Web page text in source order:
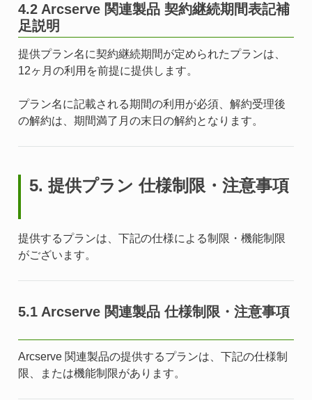
4.2 Arcserve 関連製品 契約継続期間表記補
足説明
提供プラン名に契約継続期間が定められたプランは、
12ヶ月の利用を前提に提供します。
プラン名に記載される期間の利用が必須、解約受理後
の解約は、期間満了月の末日の解約となります。
5. 提供プラン 仕様制限・注意事項
提供するプランは、下記の仕様による制限・機能制限
がございます。
5.1 Arcserve 関連製品 仕様制限・注意事項
Arcserve 関連製品の提供するプランは、下記の仕様制
限、または機能制限があります。